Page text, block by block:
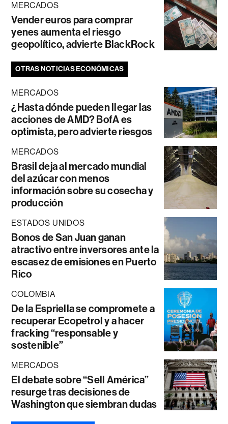
MERCADOS
Vender euros para comprar
yenes aumenta el riesgo
geopolítico, advierte BlackRock
OTRAS NOTICIAS ECONÓMICAS
MERCADOS
¿Hasta dónde pueden llegar las
acciones de AMD? BofA es
optimista, pero advierte riesgos
MERCADOS
Brasil deja al mercado mundial
del azúcar con menos
información sobre su cosecha y
producción
ESTADOS UNIDOS
Bonos de San Juan ganan
atractivo entre inversores ante la
escasez de emisiones en Puerto
Rico
COLOMBIA
De la Espriella se compromete a
recuperar Ecopetrol y a hacer
fracking “responsable y
sostenible”
MERCADOS
El debate sobre “Sell América”
resurge tras decisiones de
Washington que siembran dudas